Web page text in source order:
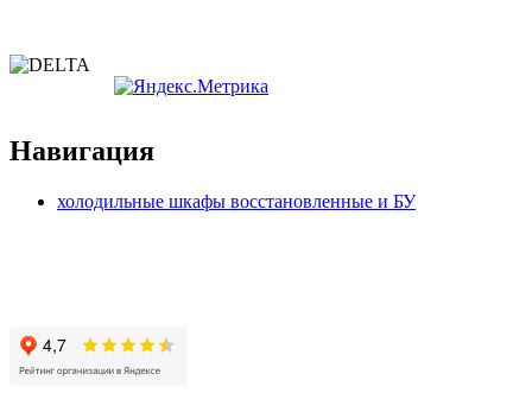
Навигация
холодильные шкафы восстановленные и БУ